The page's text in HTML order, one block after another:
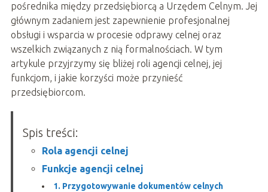
pośrednika między przedsiębiorcą a Urzędem Celnym. Jej
głównym zadaniem jest zapewnienie profesjonalnej
obsługi i wsparcia w procesie odprawy celnej oraz
wszelkich związanych z nią formalnościach. W tym
artykule przyjrzymy się bliżej roli agencji celnej, jej
funkcjom, i jakie korzyści może przynieść
przedsiębiorcom.
Spis treści:
Rola agencji celnej
Funkcje agencji celnej
1. Przygotowywanie dokumentów celnych